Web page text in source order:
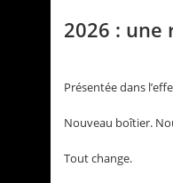
2026 :
Présentée dans
Nouveau boîtier.
Tout change.